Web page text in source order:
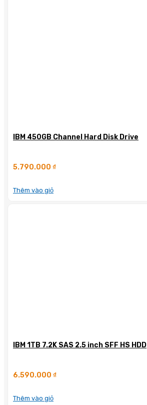
IBM 450GB Channel Hard Disk Drive
5.790.000 ₫
Thêm vào giỏ
IBM 1TB 7.2K SAS 2.5 inch SFF HS HDD
6.590.000 ₫
Thêm vào giỏ